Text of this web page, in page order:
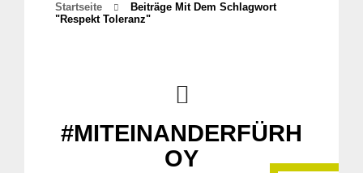
Startseite
Beiträge Mit Dem Schlagwort
"respekt Toleranz"
#MITEINANDERFÜRH
OY